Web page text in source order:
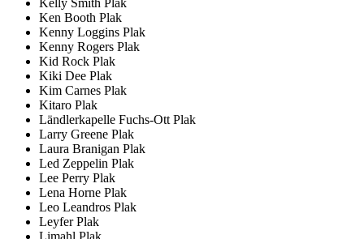
Ken Booth Plak
Kenny Loggins Plak
Kenny Rogers Plak
Kid Rock Plak
Kiki Dee Plak
Kim Carnes Plak
Kitaro Plak
Ländlerkapelle Fuchs-Ott Plak
Larry Greene Plak
Laura Branigan Plak
Led Zeppelin Plak
Lee Perry Plak
Lena Horne Plak
Leo Leandros Plak
Leyfer Plak
Limahl Plak